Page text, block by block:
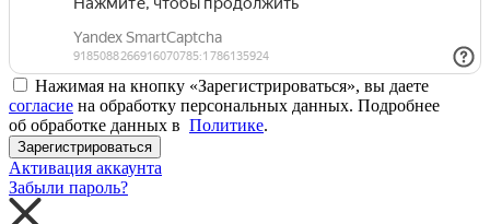
Нажимая на кнопку «Зарегистрироваться», вы даете
согласие на обработку персональных данных. Подробнее
об обработке данных в Политике.
Зарегистрироваться
Активация аккаунта
Забыли пароль?